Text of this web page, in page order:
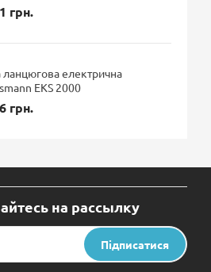
грн.
ланцюгова електрична
EKS 2000
грн.
на рассылку
Підписатися